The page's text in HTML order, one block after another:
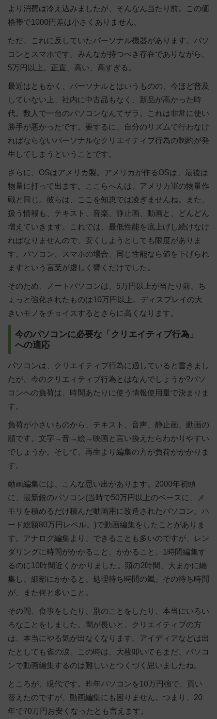
より消費は冷え込みましたが、そんなん当たり前。この価
格帯で1000円差は小さくありません。
ただ、これに反していたパーソナル機器があります。パソ
コンとスマホです。みんなが持つべき存在でありながら、
5万円以上。正直、高い、高すぎる。
最近はともかく、パーソナルとはいうものの、今ほど普及
していない上、社内に中古品もなく、新品が高かった時
代。数人で一台のパソコンなんてザラ。これは非常に使い
勝手が悪かったです。要するに、自分のリズムで行わなけ
ればならないパーソナルなクリエイティブ行為の制約が発
生してしまうということです。
さらに、OSはアメリカ製。アメリカが作るOSは、最後は
物量に打って出ます。ここらへんは、アメリカ軍の物量作
戦と同じ。彼らは、ここを知恵では凌ぎませんね。また、
扱う情報も、テキスト、音楽、静止画、動画と、どんどん
増えていきます。これでは、最低性能を底上げし続けなけ
ればなりませんので、安くしようとしても限度がありま
す。パソコン、スマホの場合、同じ性能なら値を下げられ
ますという言葉が虚しく響くだけでした。
そのため、ノートパソコンは、5万円以上が当たり前、ち
ょっと強化されたものは10万円以上。ディスプレイの大
きいモノをチョイスするとさらに高くなります。
今のパソコンに必要な「クリエイティブ行為」
への適応
パソコンは、クリエイティブ行為に適していると書きまし
たが、今のクリエィティブ行為とはなんでしょうか?パソ
コンへの負荷は、時間あたりに使う情報使用量で決まりま
す。
負荷が小さいものから、テキスト、音声、静止画、動画の
順です。文字→音→絵→映画と言い換えたらわかりやすい
でしょうか。そして、再生より編集の方が負荷がかかりま
す。
動画編集には、こんな思い出があります。2000年初頭
に、最新鋭のパソコン(当時で50万円以上のベースに、メ
モリを積めるだけ積んだ動画用に改造されたパソコン。ハ
ード総額80万円レベル。)で動画編集をしたことがありま
す。アナログ編集より、できることも多いのですが、レン
ダリングに時間がかかること、かかること。1時間編集す
るのに10時間近くかかりました。頭の2時間、大まかに編
集し、細部にかかると、処理待ち時間の嵐。その待ち時間
が、また何と多いこと。
その間、食事をしたり、別のことをしたり、本当にいろい
ろなことをしました。間が長いと、クリエイティブの方
は、本当にやる気が出なくなります。アイディアなどは出
たとしても雀の涙。この時は、大枚叩いてもまだ、パソコ
ンで動画編集するのは難しいとつくづく思いましたね。
ところが、現代です。昨年パソコンを10万円強で、買い
替えたのですが、動画編集にも困りません。つまり、20
年で70万円お安くなったとも言えます。